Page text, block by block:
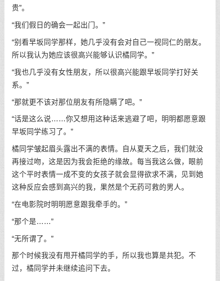
贵”。
“我们假日的确会一起出门。”
“别看早坂同学那样，她几乎没有会对自己一视同仁的朋友。
所以我认为她应该很高兴能够认识橘同学。”
“我也几乎没有女性朋友，所以很高兴能跟早坂同学打好关
系。”
“那就更不该对那位朋友有所隐瞒了吧。”
“话是这么说……你又想用这种话来逃避了吧，明明都愿意跟
早坂同学练习了。”
橘同学皱起眉头露出不满的表情。自从夏天之后，我们就没
再接过吻，这是因为我会拒绝的缘故。每当我这么做，眼前
这个平时表情一成不变的女孩子就会显得欲求不满，见到她
这种反应会感到高兴的我，果然是个无药可救的男人。
“在电影院时明明愿意跟我牵手的。”
“那个是……”
“无所谓了。”
那个时候我没有甩开橘同学的手，所以我也算是共犯。不
过，橘同学并未继续追问下去。